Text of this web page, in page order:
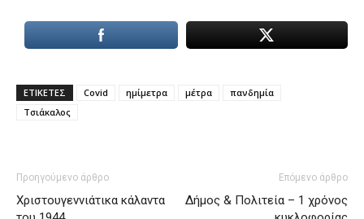
ΕΤΙΚΕΤΕΣ Covid ημίμετρα μέτρα
πανδημία
Τσιάκαλος
Προηγούμενο άρθρο
Χριστουγεννιάτικα κάλαντα
Επόμενο άρθρο
Δήμος & Πολιτεία – 1 χρόνος